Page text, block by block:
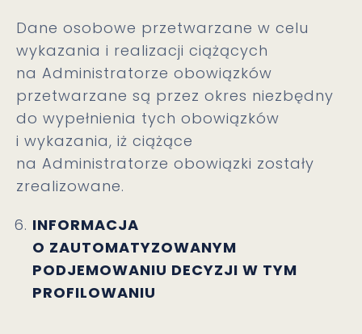
Dane osobowe przetwarzane w celu
wykazania i realizacji ciążących
na Administratorze obowiązków
przetwarzane są przez okres niezbędny
do wypełnienia tych obowiązków
i wykazania, iż ciążące
na Administratorze obowiązki zostały
zrealizowane.
INFORMACJA
O ZAUTOMATYZOWANYM
PODJEMOWANIU DECYZJI W TYM
PROFILOWANIU